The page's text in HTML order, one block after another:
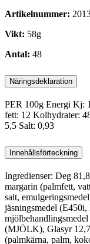
Artikelnummer:
Vikt: 58g
Antal: 48
Näringsdeklaration
PER 100g Energi Kj:
fett: 12 Kolhydrater:
5,5 Salt: 0,93
Innehållsförteckning
Ingredienser: Deg
margarin (palmfett,
salt,
jäsningsmedel
(MJÖLK), Glasyr
(palmkärna, palm,